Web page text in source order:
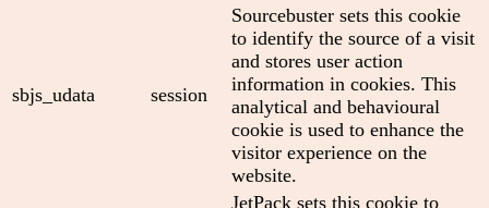
sbjs_udata session
Sourcebuster sets this cookie
to identify the source of a visit
and stores user action
information in cookies. This
analytical and behavioural
cookie is used to enhance the
visitor experience on the
website.
JetPack sets this cookie to